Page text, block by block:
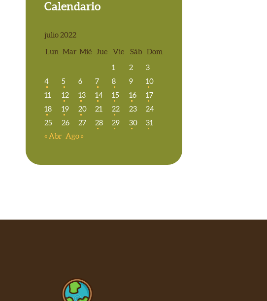
Calendario
julio 2022
Lun Mar Mié Jue Vie Sáb
Dom
1
2
3
4
5 6 7 8 9
10
11
12 13 14 15 16
17
18
19 20 21 22 23
24
25
26 27 28 29 30
31
« Abr Ago »